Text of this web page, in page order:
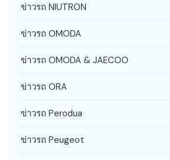
ข่าวรถ NIUTRON
ข่าวรถ OMODA
ข่าวรถ OMODA & JAECOO
ข่าวรถ ORA
ข่าวรถ Perodua
ข่าวรถ Peugeot